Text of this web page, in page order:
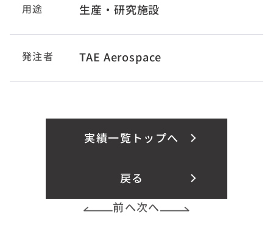
用途 生産・研究施設
発注者 TAE Aerospace
実績一覧トップへ
戻る
前へ次へ